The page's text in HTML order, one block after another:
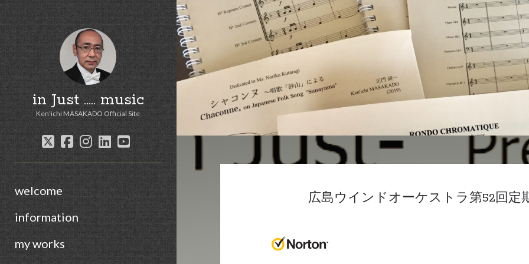
in Just ..... music
Ken'ichi MASAKADO Official Site
twitter
facebook
instagram
linkedin
youtube
welcome
information
my works
広島ウインドオーケストラ第52回定